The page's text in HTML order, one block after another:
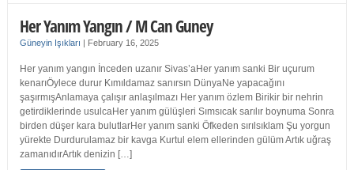
Her Yanım Yangın / M Can Guney
Güneyin Işıkları | February 16, 2025
Her yanım yangın İnceden uzanır Sivas’aHer yanım sanki Bir uçurum
kenarıÖylece durur Kımıldamaz sanırsın DünyaNe yapacağını
şaşırmışAnlamaya çalışır anlaşılmazı Her yanım özlem Birikir bir nehrin
getirdiklerinde usulcaHer yanım gülüşleri Sımsıcak sarılır boynuma Sonra
birden düşer kara bulutlarHer yanım sanki Öfkeden sırılsıklam Şu yorgun
yürekte Durdurulamaz bir kavga Kurtul elem ellerinden gülüm Artık uğraş
zamanıdırArtık denizin […]